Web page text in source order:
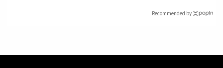
Recommended by